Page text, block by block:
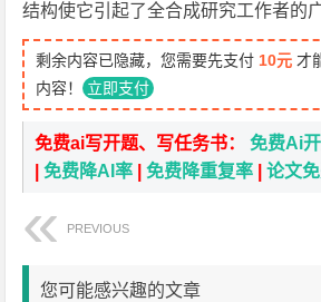
结构使它引起了全合成研究工作者的
剩余内容已隐藏，您需要先支付10元 才
内容！ 立即支付
免费ai写开题、写任务书：免费Ai
|免费降AI率 |免费降重复率 |论文
PREVIOUS
您可能感兴趣的文章